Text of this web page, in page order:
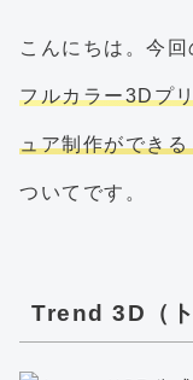
こんにちは。今
フルカラー3Dプ
ュア制作ができる
ついてです。
Trend 3D（